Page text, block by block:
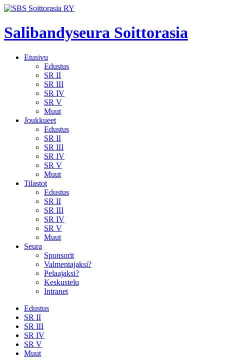
Salibandyseura Soittorasia
Etusivu
Edustus
SR II
SR III
SR IV
SR V
Muut
Joukkueet
Edustus
SR II
SR III
SR IV
SR V
Muut
Tilastot
Edustus
SR II
SR III
SR IV
SR V
Muut
Seura
Sponsorit
Valmentajaksi?
Pelaajaksi?
Keskustelu
Intranet
Edustus
SR II
SR III
SR IV
SR V
Muut